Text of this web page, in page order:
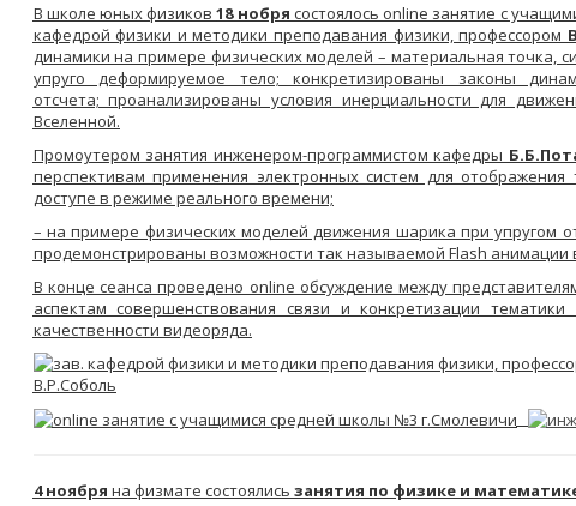
В школе юных физиков18 нобря состоялось online занятие с
кафедрой физики и методики преподавания физики, профессором
динамики на примере физических моделей – материальная точка,
упруго деформируемое тело; конкретизированы законы
отсчета; проанализированы условия инерциальности для
Вселенной.
Промоутером занятия инженером-программистом кафедры
перспективам применения электронных систем для
доступе в режиме реального времени;
– на примере физических моделей движения шарика при упругом
продемонстрированы возможности так называемой Flash анимации
В конце сеанса проведено online обсуждение между
аспектам совершенствования связи и конкретизации
качественности видеоряда.
4 ноября на физмате состоялись занятия по физике и